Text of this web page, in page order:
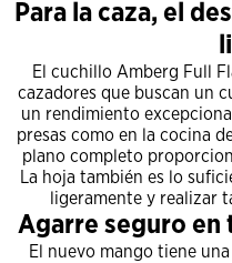
Para la caza, el
El cuchillo Amberg Full
cazadores que buscan un
un rendimiento
presas como en la cocina
plano completo
La hoja también es lo
ligeramente y realizar
Agarre seguro en
El nuevo mango tiene